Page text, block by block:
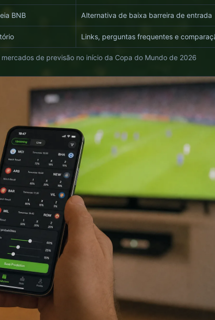
de previsão no início da Copa do Mundo de 2026
BNB Alternativa de baixa barreira de entrada
Links, perguntas frequentes e